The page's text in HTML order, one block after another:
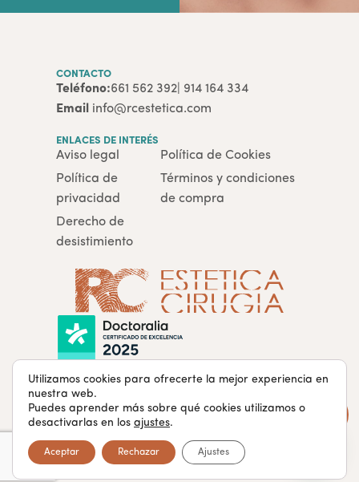
CONTACTO
Teléfono:661 562 392 | 914 164 334
Email info@rcestetica.com
ENLACES DE INTERÉS
Aviso legal
Política de
privacidad
Derecho de
desistimiento
Política de Cookies
Términos y condiciones
de compra
rcclinicaestetica.com · Todos los derechos reservados ®
Utilizamos cookies para ofrecerte la mejor experiencia en
nuestra web.
Puedes aprender más sobre qué cookies utilizamos o
desactivarlas en los ajustes.
Aceptar Rechazar Ajustes